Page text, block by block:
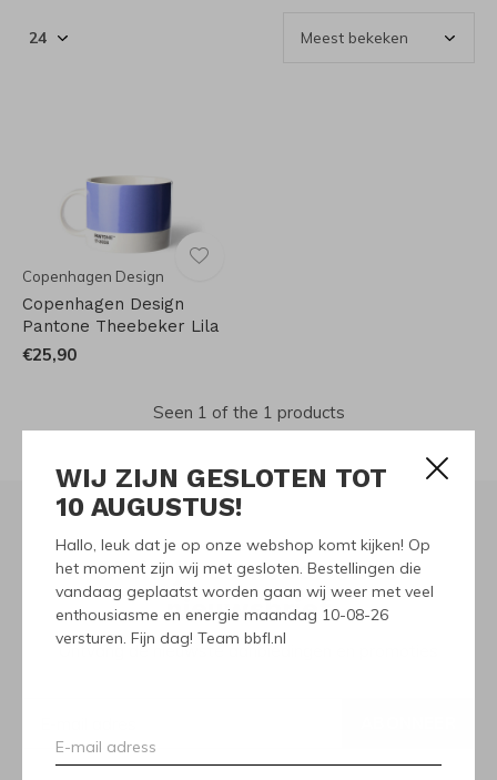
WIJ ZIJN GESLOTEN TOT
10 AUGUSTUS!
Hallo, leuk dat je op onze webshop komt kijken! Op
het moment zijn wij met gesloten. Bestellingen die
vandaag geplaatst worden gaan wij weer met veel
enthousiasme en energie maandag 10-08-26
versturen. Fijn dag! Team bbfl.nl
Copenhagen Design
Copenhagen Design
Pantone Theebeker Lila
€25,90
Seen 1 of the 1 products
Meld je aan voor onze
nieuwsbrief
Ontvang de nieuwste aanbiedingen en promoties